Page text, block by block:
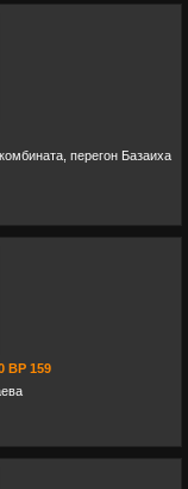
перегон Базаиха
ВР 159